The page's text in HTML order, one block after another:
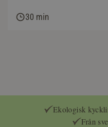
30 min
Ekologisk
Från